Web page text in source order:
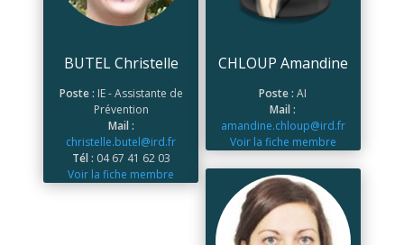
BUTEL Christelle
Poste : IE - Assistante de
Prévention
Mail :
christelle.butel@ird.fr
Tél : 04 67 41 62 03
Voir la fiche membre
CHLOUP Amandine
Poste :AI
Mail :
amandine.chloup@ird.fr
Voir la fiche membre